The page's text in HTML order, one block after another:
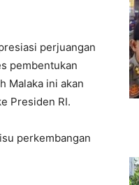
perjuangan
pembentukan
Malaka ini akan
Presiden RI.
perkembangan